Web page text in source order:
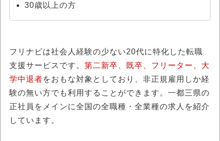
30歳以上の方
フリナビは社会人経験の少ない20代に特化した転職
支援サービスです。 第二新卒、既卒、フリーター、大
学中退者をおもな対象としており、非正規雇用しか経
験の無い方でも利用することができます。一都三県の
正社員をメインに全国の全職種・全業種の求人を紹介
しています。